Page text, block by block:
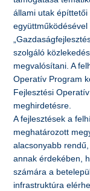
állami utak
szolgáló
megvalósítani. A
Operatív Program
Fejlesztési
meghirdetésre.
A fejlesztések a
meghatározott
alacsonyabb
annak érdekében,
számára a
infrastruktúra